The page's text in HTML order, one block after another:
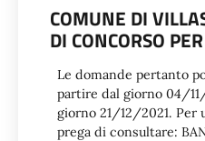
COMUNE DI
DI CONCORSO
Le domande pertanto
partire dal giorno 04/
giorno 21/12/2021.
prega di consultare: